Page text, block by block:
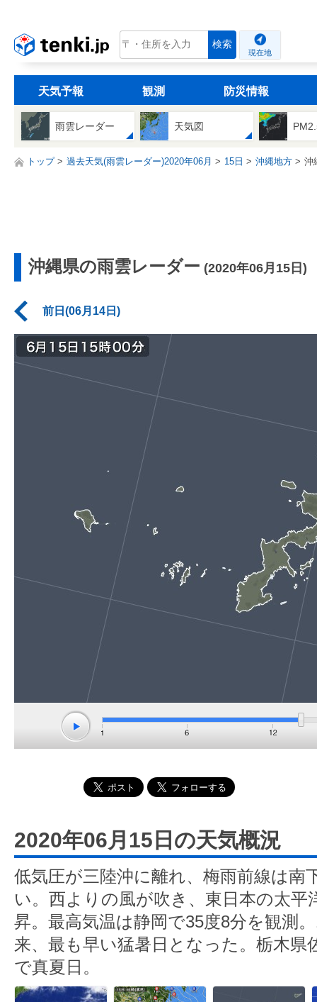
tenki.jp 検索
現在地
天気予報 観測 防災情報
雨雲レーダー 天気図
トップ 過去天気(雨雲レーダー)2020年06月 15日 沖縄地方 沖
沖縄県の雨雲レーダー (2020年06月15日)
前日(06月14日)
2020年06月15日の天気概況
低気圧が三陸沖に離れ、梅雨前線は南
い。西よりの風が吹き、東日本の太平
昇。最高気温は静岡で35度8分を観測
来、最も早い猛暑日となった。栃木県
で真夏日。